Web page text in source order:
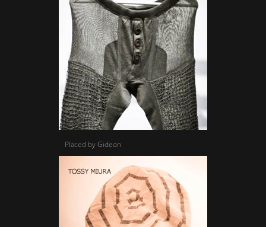
Placed by Gideon